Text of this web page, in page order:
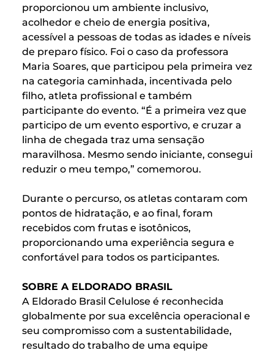
proporcionou um ambiente inclusivo,
acolhedor e cheio de energia positiva,
acessível a pessoas de todas as idades e níveis
de preparo físico. Foi o caso da professora
Maria Soares, que participou pela primeira vez
na categoria caminhada, incentivada pelo
filho, atleta profissional e também
participante do evento. “É a primeira vez que
participo de um evento esportivo, e cruzar a
linha de chegada traz uma sensação
maravilhosa. Mesmo sendo iniciante, consegui
reduzir o meu tempo,” comemorou.
Durante o percurso, os atletas contaram com
pontos de hidratação, e ao final, foram
recebidos com frutas e isotônicos,
proporcionando uma experiência segura e
confortável para todos os participantes.
SOBRE A ELDORADO BRASIL
A Eldorado Brasil Celulose é reconhecida
globalmente por sua excelência operacional e
seu compromisso com a sustentabilidade,
resultado do trabalho de uma equipe